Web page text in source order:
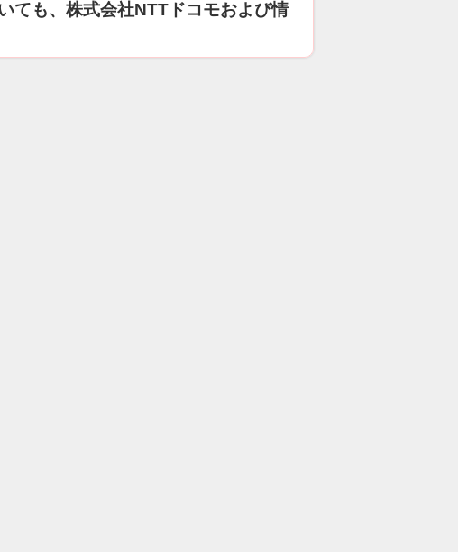
ても、株式会社NTTドコモおよび情